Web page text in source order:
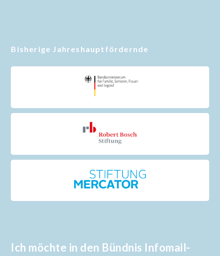
Bisherige Jahreshauptfördernde
Ich möchte in den Bündnis Infomail-